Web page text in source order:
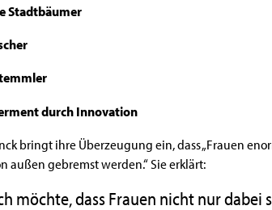
Stadtbäumer
durch Innovation
bringt ihre Überzeugung ein, dass „Frauen
außen gebremst werden.“ Sie erklärt:
möchte, dass Frauen nicht nur dabei